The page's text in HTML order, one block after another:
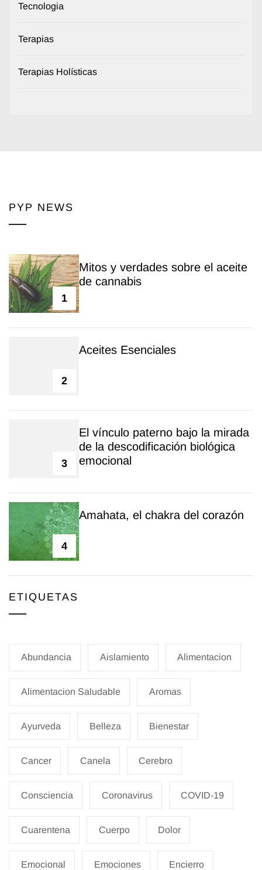
Tecnologia
Terapias
Terapias Holísticas
PYP NEWS
1
Mitos y verdades sobre el aceite
de cannabis
2
Aceites Esenciales
3
El vínculo paterno bajo la mirada
de la descodificación biológica
emocional
4
Amahata, el chakra del corazón
ETIQUETAS
Abundancia Aislamiento Alimentacion
Alimentacion Saludable Aromas
Ayurveda Belleza Bienestar
Cancer Canela Cerebro
Consciencia Coronavirus COVID-19
Cuarentena Cuerpo Dolor
Emocional Emociones Encierro